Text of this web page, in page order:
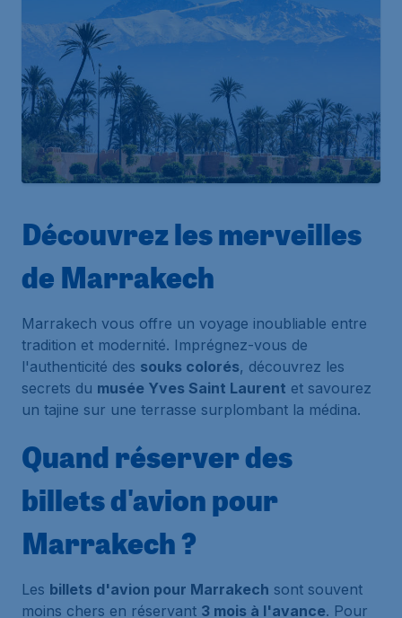
Découvrez les merveilles
de Marrakech
Marrakech vous offre un voyage inoubliable entre
tradition et modernité. Imprégnez-vous de
l'authenticité des souks colorés, découvrez les
secrets du musée Yves Saint Laurent et savourez
un tajine sur une terrasse surplombant la médina.
Quand réserver des
billets d'avion pour
Marrakech ?
Les billets d'avion pour Marrakech sont souvent
moins chers en réservant 3 mois à l'avance. Pour